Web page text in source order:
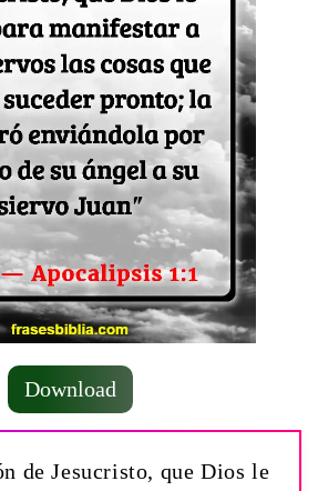
Download
de Jesucristo, que Dios le